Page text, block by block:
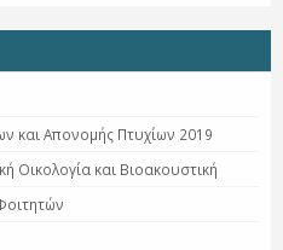
και Απονομής Πτυχίων 2019
Οικολογία και Βιοακουστική